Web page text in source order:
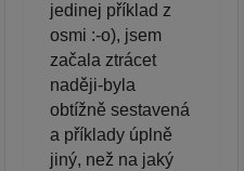
jedinej příklad z
osmi :-o), jsem
začala ztrácet
naději-byla
obtížně sestavená
a příklady úplně
jiný, než na jaký